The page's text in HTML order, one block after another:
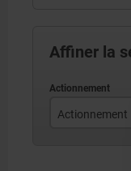
Affiner la
Actionnement